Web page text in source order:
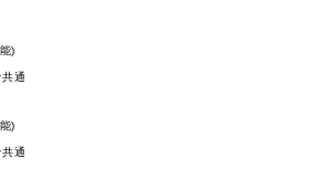
)
通
)
通